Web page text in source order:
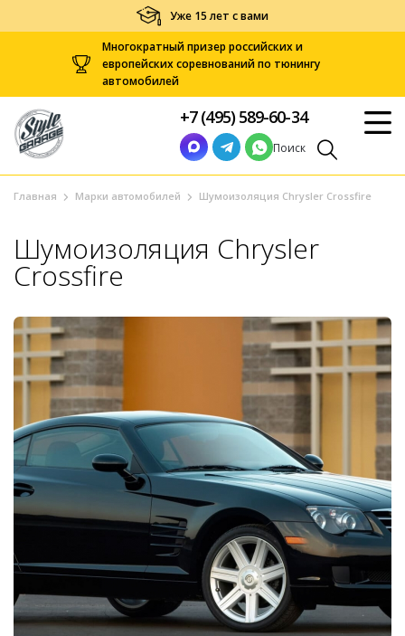
Уже 15 лет с вами
Многократный призер российских и
европейских соревнований по тюнингу
автомобилей
+7 (495) 589-60-34
Поиск
Главная Марки автомобилей Шумоизоляция Chrysler Crossfire
Шумоизоляция Chrysler
Crossfire